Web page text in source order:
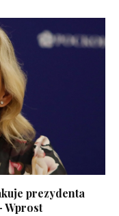
prezydenta
Wprost